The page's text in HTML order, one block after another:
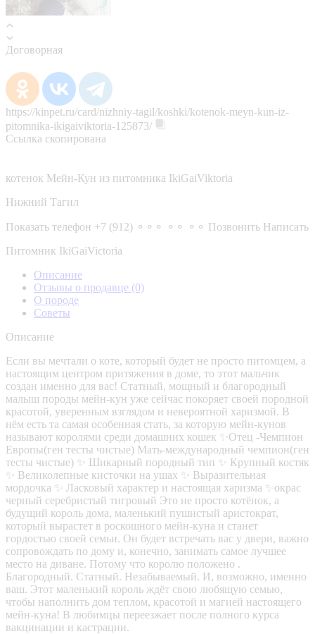
Договорная
https://kinpet.ru/card/nizhniy-tagil/koshki/kotenok-meyn-kun-iz-
pitomnika-ikigaiviktoria-125873/
Ссылка скопирована
котенок Мейн-Кун из питомника IkiGaiViktoria
Нижний Тагил
Показать телефон +7 (912) ⚬⚬⚬ ⚬⚬ ⚬⚬ Позвонить Написать
Питомник IkiGaiVictoria
Описание
Отзывы о продавце (0)
О породе
Советы
Описание
Если вы мечтали о коте, который будет не просто питомцем, а
настоящим центром притяжения в доме, то этот мальчик
создан именно для вас! Статный, мощный и благородный
малыш породы мейн-кун уже сейчас покоряет своей породной
красотой, уверенным взглядом и невероятной харизмой. В
нём есть та самая особенная стать, за которую мейн-кунов
называют королями среди домашних кошек ✨Отец -Чемпион
Европы(ген тесты чистые) Мать-международный чемпион(ген
тесты чистые) ✨ Шикарный породный тип ✨ Крупный костяк
✨ Великолепные кисточки на ушах ✨ Выразительная
мордочка ✨ Ласковый характер и настоящая харизма ✨окрас
черный серебристый тигровый Это не просто котёнок, а
будущий король дома, маленький пушистый аристократ,
который вырастет в роскошного мейн-куна и станет
гордостью своей семьи. Он будет встречать вас у двери, важно
сопровождать по дому и, конечно, занимать самое лучшее
место на диване. Потому что королю положено .
Благородный. Статный. Незабываемый. И, возможно, именно
ваш. Этот маленький король ждёт свою любящую семью,
чтобы наполнить дом теплом, красотой и магией настоящего
мейн-куна! В любимцы переезжает после полного курса
вакцинации и кастрации.